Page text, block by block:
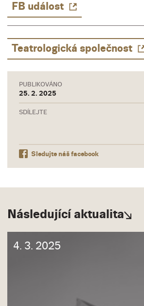
FB událost
Teatrologická společnost
PUBLIKOVÁNO
25. 2. 2025
SDÍLEJTE
Sledujte náš facebook
Následující aktualita
4. 3. 2025